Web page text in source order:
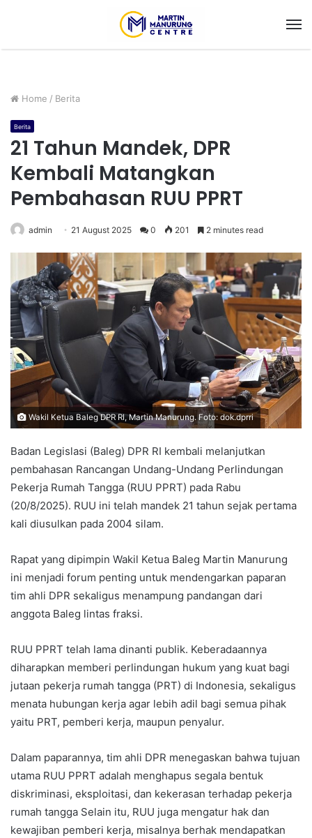
Home / Berita
Berita
21 Tahun Mandek, DPR
Kembali Matangkan
Pembahasan RUU PPRT
admin 21 August 2025 0 201 2 minutes read
Wakil Ketua Baleg DPR RI, Martin Manurung. Foto: dok.dprri
Badan Legislasi (Baleg) DPR RI kembali melanjutkan
pembahasan Rancangan Undang-Undang Perlindungan
Pekerja Rumah Tangga (RUU PPRT) pada Rabu
(20/8/2025). RUU ini telah mandek 21 tahun sejak pertama
kali diusulkan pada 2004 silam.
Rapat yang dipimpin Wakil Ketua Baleg Martin Manurung
ini menjadi forum penting untuk mendengarkan paparan
tim ahli DPR sekaligus menampung pandangan dari
anggota Baleg lintas fraksi.
RUU PPRT telah lama dinanti publik. Keberadaannya
diharapkan memberi perlindungan hukum yang kuat bagi
jutaan pekerja rumah tangga (PRT) di Indonesia, sekaligus
menata hubungan kerja agar lebih adil bagi semua pihak
yaitu PRT, pemberi kerja, maupun penyalur.
Dalam paparannya, tim ahli DPR menegaskan bahwa tujuan
utama RUU PPRT adalah menghapus segala bentuk
diskriminasi, eksploitasi, dan kekerasan terhadap pekerja
rumah tangga Selain itu, RUU juga mengatur hak dan
kewajiban pemberi kerja, misalnya berhak mendapatkan